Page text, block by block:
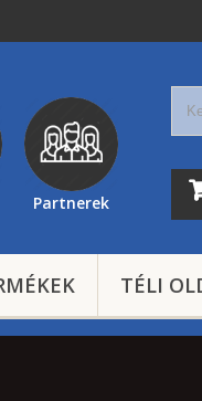
Partnerek
TÉLI